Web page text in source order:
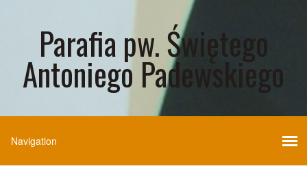
Parafia pw. Świętego
Antoniego Padewskiego